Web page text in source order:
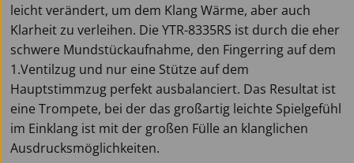
leicht verändert, um dem Klang Wärme, aber auch
Klarheit zu verleihen. Die YTR-8335RS ist durch die eher
schwere Mundstückaufnahme, den Fingerring auf dem
1.Ventilzug und nur eine Stütze auf dem
Hauptstimmzug perfekt ausbalanciert. Das Resultat ist
eine Trompete, bei der das großartig leichte Spielgefühl
im Einklang ist mit der großen Fülle an klanglichen
Ausdrucksmöglichkeiten.